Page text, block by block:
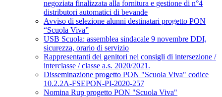
negoziata finalizzata alla fornitura e gestione di n°4
distributori automatici di bevande
Avviso di selezione alunni destinatari progetto PON
“Scuola Viva”
USB Scuola: assemblea sindacale 9 novembre DDI,
sicurezza, orario di servizio
Rappresentanti dei genitori nei consigli di intersezione /
interclasse / classe a.s. 2020/2021.
Disseminazione progetto PON "Scuola Viva" codice
10.2.2A-FSEPON-PI-2020-257
Nomina Rup progetto PON "Scuola Viva"